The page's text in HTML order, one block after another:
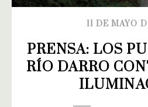
11 DE MAYO
PRENSA: LOS
RÍO DARRO